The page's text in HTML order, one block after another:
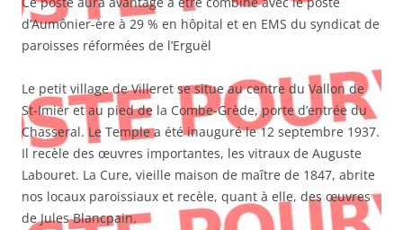
d’Aumônier-ère à 29 % en hôpital et en EMS du syndicat de
paroisses réformées de l’Erguël
Le petit village de Villeret se situe au centre du Vallon de
St-Imier et au pied de la Combe-Grède, porte d’entrée du
Chasseral. Le Temple a été inauguré le 12 septembre 1937.
Il recèle des œuvres importantes, les vitraux de Auguste
Labouret. La Cure, vieille maison de maître de 1847, abrite
nos locaux paroissiaux et recèle, quant à elle, des œuvres
de Jules Blancpain.